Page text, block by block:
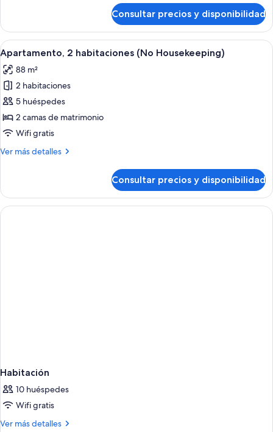
1
habitación
(No
Housekeeping)
Consultar precios y disponibilidad
Abrir
todas
las
fotos
de
Apartamento,
2
(No
Una cama bien hecha con
8
Apartamento, 2 habitaciones (No Housekeeping)
88 m²
2 habitaciones
5 huéspedes
2 camas de matrimonio
Wifi gratis
Ver más detalles
Más
2
habitaciones
(No
Consultar precios y disponibilidad
Habitación
10 huéspedes
Wifi gratis
Ver más detalles
Más